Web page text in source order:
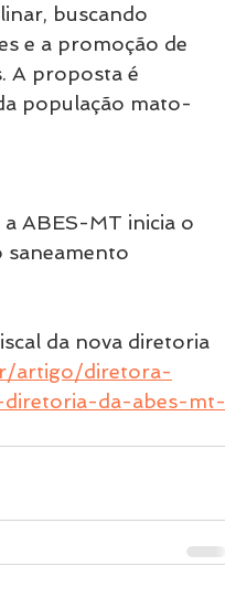
buscando
e a promoção de
A proposta é
população mato-
ABES-MT inicia o
saneamento
da nova diretoria
artigo/diretora-
da-abes-mt-